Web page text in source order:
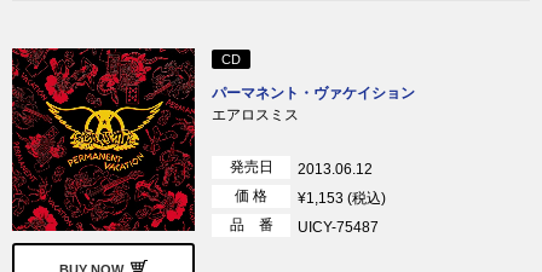
CD
パーマネント・ヴァケイション
エアロスミス
発売日
2013.06.12
価 格
¥1,153 (税込)
品 番
UICY-75487